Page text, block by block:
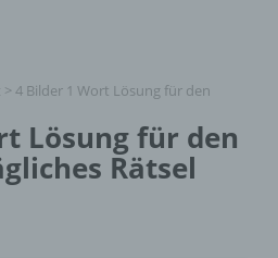
> 4 Bilder 1 Wort Lösung für den
Lösung für den
Rätsel